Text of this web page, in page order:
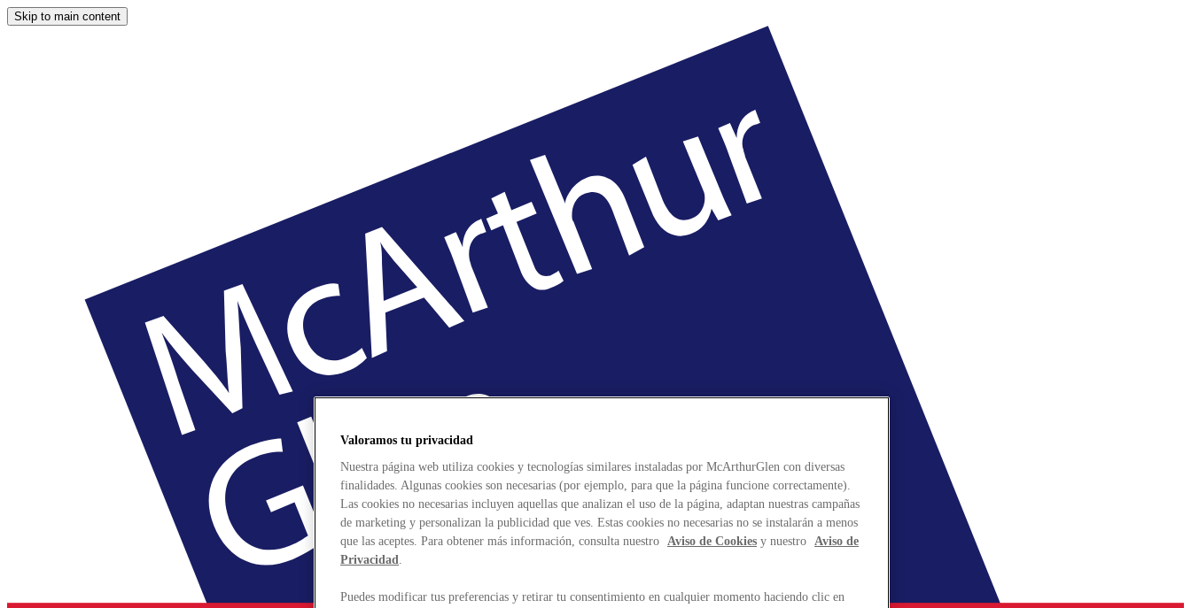
Skip to main content
Valoramos tu privacidad
Nuestra página web utiliza cookies y tecnologías similares instaladas por McArthurGlen con diversas
finalidades. Algunas cookies son necesarias (por ejemplo, para que la página funcione correctamente).
Las cookies no necesarias incluyen aquellas que analizan el uso de la página, adaptan nuestras campañas
de marketing y personalizan la publicidad que ves. Estas cookies no necesarias no se instalarán a menos
que las aceptes. Para obtener más información, consulta nuestro Aviso de Cookies y nuestro Aviso de
Privacidad.
Puedes modificar tus preferencias y retirar tu consentimiento en cualquier momento haciendo clic en